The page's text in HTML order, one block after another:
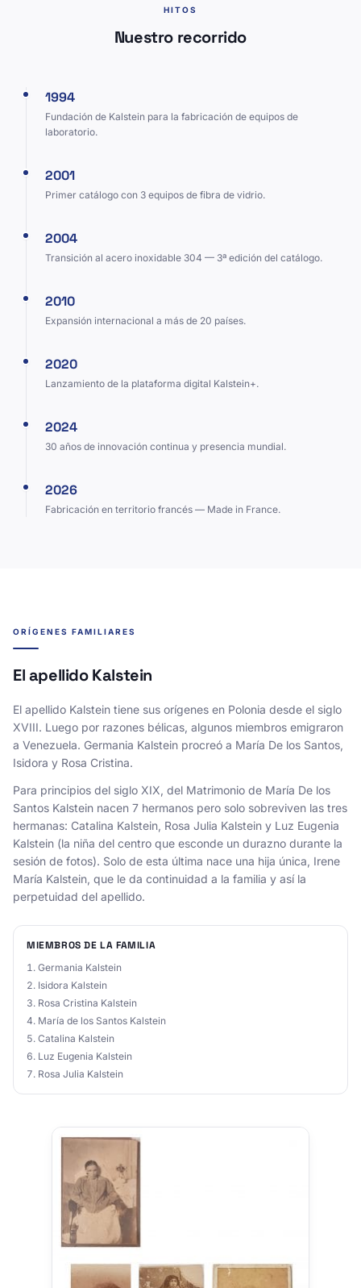
HITOS
Nuestro recorrido
1994
Fundación de Kalstein para la fabricación de equipos de
laboratorio.
2001
Primer catálogo con 3 equipos de fibra de vidrio.
2004
Transición al acero inoxidable 304 — 3ª edición del catálogo.
2010
Expansión internacional a más de 20 países.
2020
Lanzamiento de la plataforma digital Kalstein+.
2024
30 años de innovación continua y presencia mundial.
2026
Fabricación en territorio francés — Made in France.
ORÍGENES FAMILIARES
El apellido Kalstein
El apellido Kalstein tiene sus orígenes en Polonia desde el siglo
XVIII. Luego por razones bélicas, algunos miembros emigraron
a Venezuela. Germania Kalstein procreó a María De los Santos,
Isidora y Rosa Cristina.
Para principios del siglo XIX, del Matrimonio de María De los
Santos Kalstein nacen 7 hermanos pero solo sobreviven las tres
hermanas: Catalina Kalstein, Rosa Julia Kalstein y Luz Eugenia
Kalstein (la niña del centro que esconde un durazno durante la
sesión de fotos). Solo de esta última nace una hija única, Irene
María Kalstein, que le da continuidad a la familia y así la
perpetuidad del apellido.
MIEMBROS DE LA FAMILIA
Germania Kalstein
Isidora Kalstein
Rosa Cristina Kalstein
María de los Santos Kalstein
Catalina Kalstein
Luz Eugenia Kalstein
Rosa Julia Kalstein